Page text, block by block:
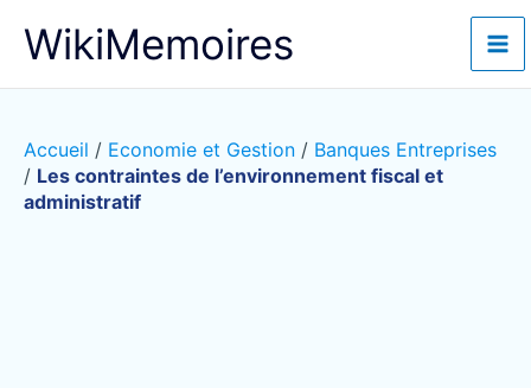
WikiMemoires
Accueil / Economie et Gestion / Banques Entreprises
/ Les contraintes de l’environnement fiscal et
administratif